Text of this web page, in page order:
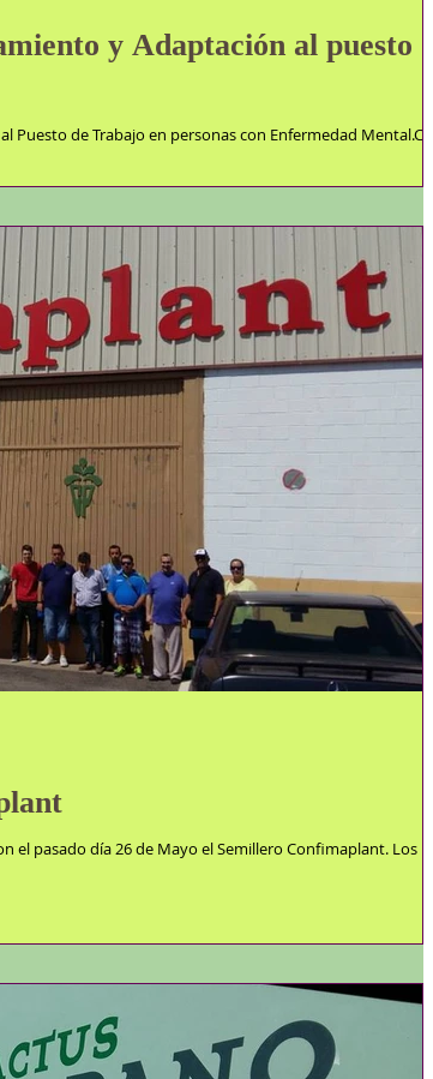
y Adaptación al puesto
de Trabajo en personas con Enfermedad Mental.Con
el pasado día 26 de Mayo el Semillero Confimaplant. Los